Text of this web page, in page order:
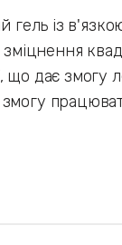
із
зміцнення
що дає змогу